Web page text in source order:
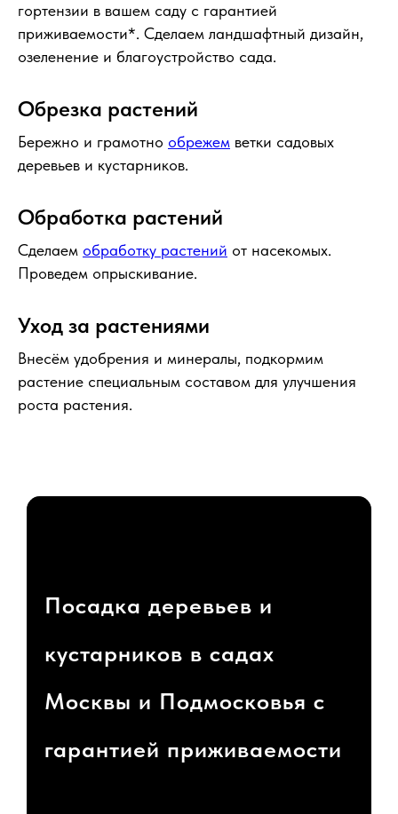
гортензии в вашем саду с гарантией
приживаемости*. Сделаем ландшафтный дизайн,
озеленение и благоустройство сада.
Обрезка растений
Бережно и грамотно обрежем ветки садовых
деревьев и кустарников.
Обработка растений
Сделаем обработку растений от насекомых.
Проведем опрыскивание.
Уход за растениями
Внесём удобрения и минералы, подкормим
растение специальным составом для улучшения
роста растения.
Посадка деревьев и
кустарников в садах
Москвы и Подмосковья с
гарантией приживаемости